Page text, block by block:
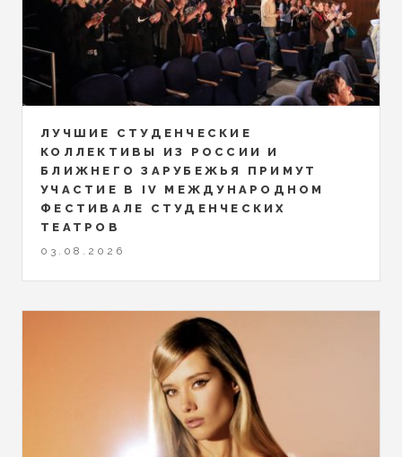
ЛУЧШИЕ СТУДЕНЧЕСКИЕ
КОЛЛЕКТИВЫ ИЗ РОССИИ И
БЛИЖНЕГО ЗАРУБЕЖЬЯ ПРИМУТ
УЧАСТИЕ В IV МЕЖДУНАРОДНОМ
ФЕСТИВАЛЕ СТУДЕНЧЕСКИХ
ТЕАТРОВ
03.08.2026